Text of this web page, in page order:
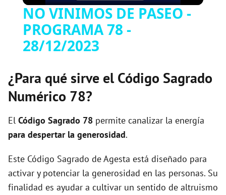
a
i
e
NO VINIMOS DE PASEO -
PROGRAMA 78 -
28/12/2023
¿Para qué sirve el Código Sagrado
Numérico 78?
El Código Sagrado 78 permite canalizar la energía
para despertar la generosidad.
Este Código Sagrado de Agesta está diseñado para
activar y potenciar la generosidad en las personas. Su
finalidad es ayudar a cultivar un sentido de altruismo